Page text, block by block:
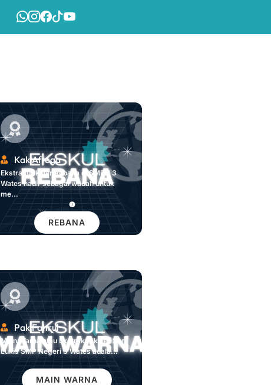
Kak Afrega
Ekstrakurikuler Rebana di SMPN 3
Wates hadir sebagai wadah untuk
me...
REBANA
Pak Fahrul
Main Warna atau Ekstrakurikuler Seni
Lukis SMP Negeri 3 Wates adala...
MAIN WARNA